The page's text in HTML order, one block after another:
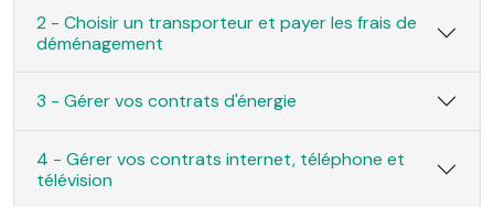
2 - Choisir un transporteur et payer les frais de
déménagement
3 - Gérer vos contrats d'énergie
4 - Gérer vos contrats internet, téléphone et
télévision